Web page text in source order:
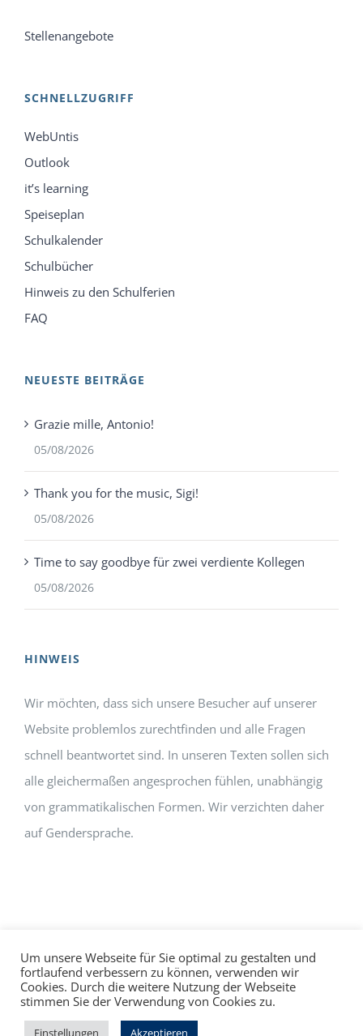
Stellenangebote
SCHNELLZUGRIFF
WebUntis
Outlook
it’s learning
Speiseplan
Schulkalender
Schulbücher
Hinweis zu den Schulferien
FAQ
NEUESTE BEITRÄGE
Grazie mille, Antonio!
05/08/2026
Thank you for the music, Sigi!
05/08/2026
Time to say goodbye für zwei verdiente Kollegen
05/08/2026
HINWEIS
Wir möchten, dass sich unsere Besucher auf unserer
Website problemlos zurechtfinden und alle Fragen
schnell beantwortet sind. In unseren Texten sollen sich
alle gleichermaßen angesprochen fühlen, unabhängig
von grammatikalischen Formen. Wir verzichten daher
auf Gendersprache.
Impressum Datenschutz©hallo!rot
Facebook
Um unsere Webseite für Sie optimal zu gestalten und
fortlaufend verbessern zu können, verwenden wir
Cookies. Durch die weitere Nutzung der Webseite
stimmen Sie der Verwendung von Cookies zu.
Einstellungen Akzeptieren